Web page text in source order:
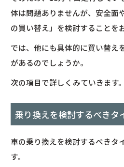
体は問題ありませんが、安全面
の買い替え」を検討することを
では、他にも具体的に買い替え
があるのでしょうか。
次の項目で詳しくみていきます。
乗り換えを検討するべきタ
車の乗り換えを検討するべきタ
す。